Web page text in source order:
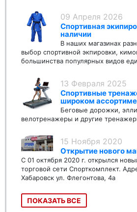
09 Апреля 2026
Спортивная
наличии
В наших магазинах
выбор спортивной экпировки,
большинства популярных видов
13 Февраля 2025
Спортивные
широком
Беговые дорожки,
велотренажеры и другие
15 Ноября 2020
Открытие нового
С 01 октября 2020 г. открылся
торговой сети Спорткомплект.
Хабаровск ул. Флегонтова, 4а
ПОКАЗАТЬ ВСЕ